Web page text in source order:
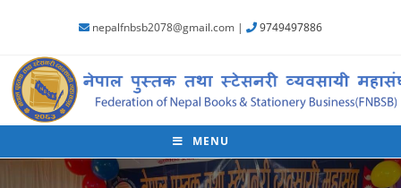
nepalfnbsb2078@gmail.com | 9749497886
MENU